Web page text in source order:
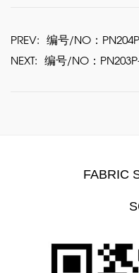
PREV: 编号/NO：
NEXT: 编号/NO：
FABRIC